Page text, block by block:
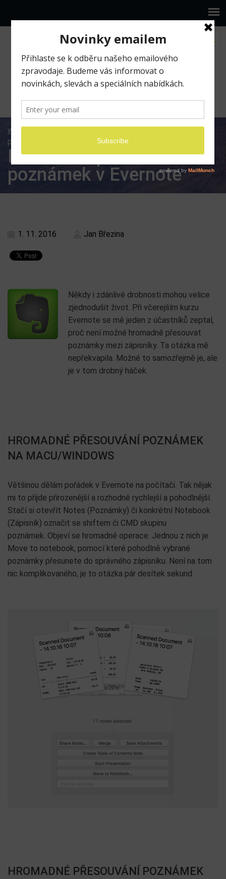
www.ilumio.cz
přesouvání poznámek v Evernote
Hromadné přesouvání
poznámek v Evernote
1. 11. 2016 Jan Březina
Někdy i zdánlivé drobnosti mohou velice
zjednodušit život. Při včerejším kurzu
Evernote se mě jeden z účastníků zeptal,
proč není možné hromadně přesouvat
poznámky mezi zápisníky. Ta otázka mě
nepřekvapila. Možné to samozřejmě je, ale
je v tom drobný háček.
HROMADNÉ PŘESOUVÁNÍ POZNÁMEK
NA MACU/WINDOWS
Většinou dělám pořádek v Evernote na počítači. Tak nějak
mi to přijde přirozenější a rozhodně rychlejší a pohodlnější.
Stačí si otevřít Notes (Poznámky) či konkrétní Notebook
(Zápisník) označit se shiftem či CMD skupinu
poznámek. Objeví se hromadné operace. Jednou z nich je
Move to notebook, pomocí které pohodlně vybrané
poznámky přesunete do správného zápisníku. Není na tom
nic komplikovaného, je to otázka pár desítek sekund.
HROMADNÉ PŘESOUVÁNÍ POZNÁMEK